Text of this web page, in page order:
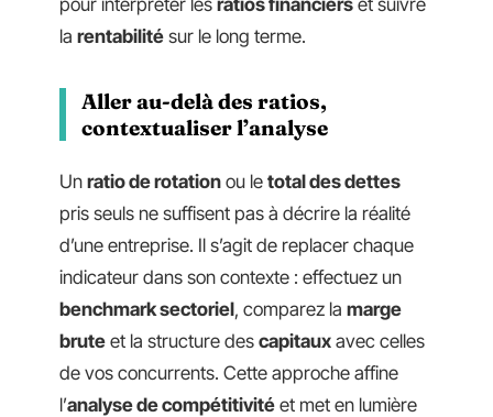
pour interpréter les ratios financiers et suivre
la rentabilité sur le long terme.
Aller au-delà des ratios,
contextualiser l’analyse
Un ratio de rotation ou le total des dettes
pris seuls ne suffisent pas à décrire la réalité
d’une entreprise. Il s’agit de replacer chaque
indicateur dans son contexte : effectuez un
benchmark sectoriel, comparez la marge
brute et la structure des capitaux avec celles
de vos concurrents. Cette approche affine
l’analyse de compétitivité et met en lumière